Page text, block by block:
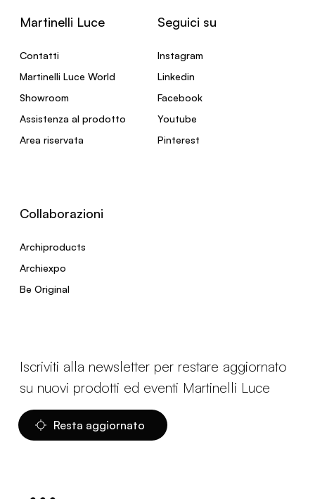
Martinelli Luce
Contatti
Martinelli Luce World
Showroom
Assistenza al prodotto
Area riservata
Seguici su
Instagram
Linkedin
Facebook
Youtube
Pinterest
Collaborazioni
Archiproducts
Archiexpo
Be Original
Iscriviti alla newsletter per restare aggiornato
su nuovi prodotti ed eventi Martinelli Luce
Resta aggiornato